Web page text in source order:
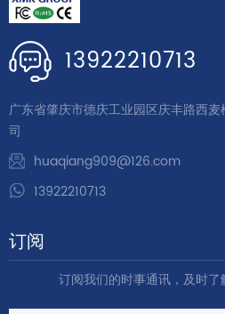
13922210713
广东省肇庆市德庆工业园区庆丰路西
司
huaqiang909@126.com
13922210713
订阅
订阅我们的时事通讯，及时